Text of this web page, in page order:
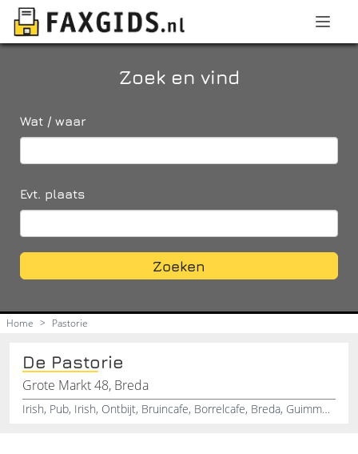
Zoek en vind
Wat / waar
Evt. plaats
Zoeken
Home > Pastorie
De Pastorie
Grote Markt 48, Breda
Irish, Pub, Irish, Ontbijt, Bruincafe, Borrelcafe, Breda, Guimmess, Whisky, 30